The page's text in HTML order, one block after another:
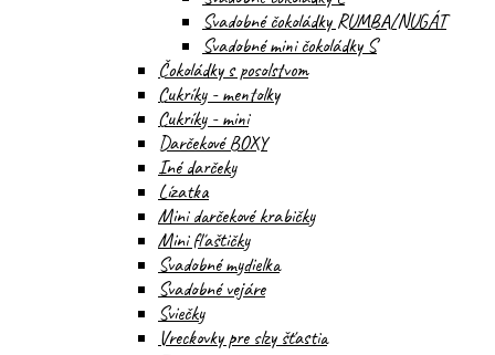
Svadobné čokoládky RUMBA/NUGÁT
Svadobné mini čokoládky S
Čokoládky s posolstvom
Cukríky - mentolky
Cukríky - mini
Darčekové BOXY
Iné darčeky
Lízatka
Mini darčekové krabičky
Mini fľaštičky
Svadobné mydielka
Svadobné vejáre
Sviečky
Vreckovky pre slzy šťastia